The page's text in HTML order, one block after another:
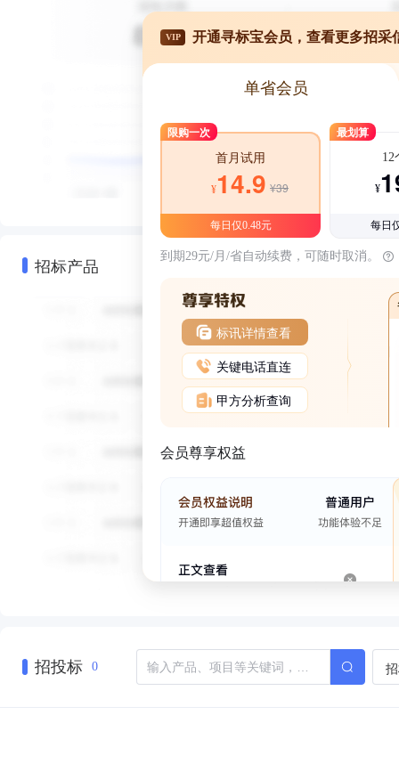
招标产品
VIP 开通寻标宝会员，查看更多招采
单省会员
限购一次
首月试用
¥14.9 ¥39
每日仅0.48元
最划算
12
¥
每日
到期29元/月/省自动续费，可随时取消。
标讯详情查看
关键电话直连
甲方分析查询
会员尊享权益
招投标 0